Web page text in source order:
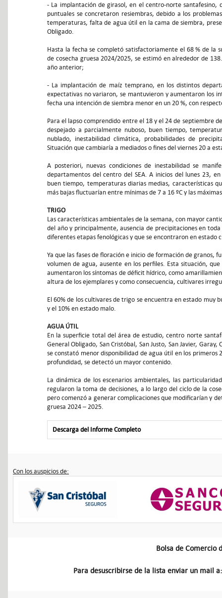
- La implantación de girasol, en el centro-norte santafesino,
puntuales se concretaron resiembras, debido a los
temperaturas, falta de agua útil en la cama de siembra,
Obligado.
Hasta la fecha se completó satisfactoriamente el 68 % de la
de cosecha gruesa 2024/2025, se estimó en alrededor de
año anterior;
- La implantación de maíz temprano, en los distintos
expectativas no variaron, se mantuvieron y aumentaron los
fecha una intención de siembra menor en un 20 %, con
Para el lapso comprendido entre el 18 y el 24 de septiembre
despejado a parcialmente nuboso, buen tiempo,
nublado, inestabilidad climática, probabilidades de
Situación que cambiaría a mediados o fines del viernes 20 a
A posteriori, nuevas condiciones de inestabilidad se
departamentos del centro del SEA. A inicios del lunes 23,
buen tiempo, temperaturas diarias medias, características
más bajas fluctuarían entre mínimas de 7 a 16 ºC y las
TRIGO
Las características ambientales de la semana, con mayor
del año y principalmente, ausencia de precipitaciones en
diferentes etapas fenológicas y que se encontraron en estado
Ya que las fases de floración e inicio de formación de
volumen de agua, ausente en los perfiles. Esta situación,
aumentaron los síntomas de déficit hídrico, como
altura de los ejemplares y como consecuencia, cultivares
El 60% de los cultivares de trigo se encuentra en estado muy
y el 10% en estado malo.
AGUA ÚTIL
En la superficie total del área de estudio, centro norte
General Obligado, San Cristóbal, San Justo, San Javier,
se constató menor disponibilidad de agua útil en los primeros
profundidad, se detectó un mayor contenido.
La dinámica de los escenarios ambientales, las
regularon la toma de decisiones, a lo largo del ciclo de la
pero comenzó a generar complicaciones que modificarían y
gruesa 2024 – 2025.
Descarga del Informe Completo
Con los auspicios de:
Bolsa de Comercio
Para desuscribirse de la lista enviar un mail